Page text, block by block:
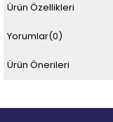
Ürün Özellikleri
Yorumlar(0)
Ürün Önerileri